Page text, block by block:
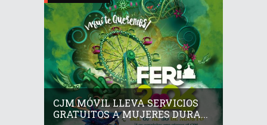
CJM MÓVIL LLEVA SERVICIOS
GRATUITOS A MUJERES DURA...